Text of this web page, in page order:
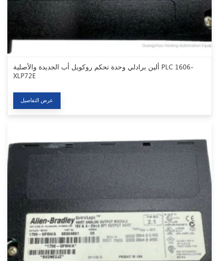
ألين برادلي وحدة تحكم روكويل أب الجديدة والأصلية PLC 1606-
XLP72E
عرض التفاصيل